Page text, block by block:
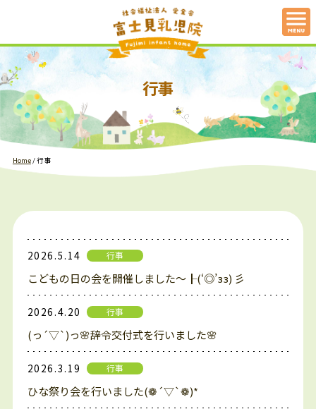
行事
Home/行事
2026.5.14 行事
こどもの日の会を開催しました～┠(‘◎’зз) 彡
2026.4.20 行事
(っ´▽`)っ🌸辞令交付式を行いました🌸
2026.3.19 行事
ひな祭り会を行いました(❁´▽`❁)*